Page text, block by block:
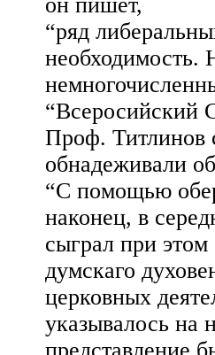
“ряд
необходимость.
“Всеросийский
Проф. Титлинов
обнадеживали
“С помощью
наконец, в
сыграл при
думскаго
церковных
указывалось на